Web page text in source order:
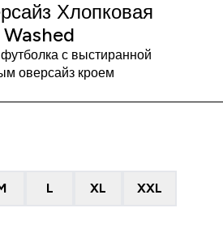
Хлопковая
с выстиранной
оверсайз кроем
L XL XXL